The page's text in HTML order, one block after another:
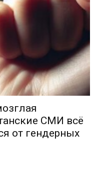
СМИ всё
от гендерных